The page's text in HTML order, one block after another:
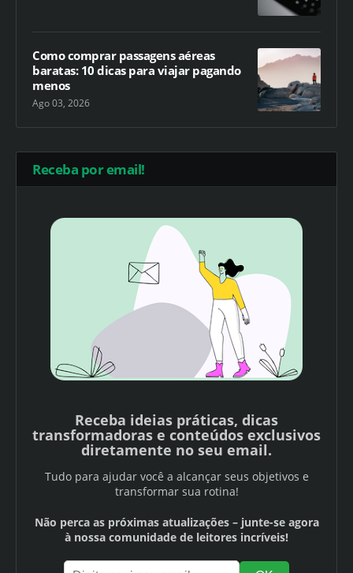
Como comprar passagens aéreas
baratas: 10 dicas para viajar pagando
menos
Ago 03, 2026
Receba por email!
Receba ideias práticas, dicas
transformadoras e conteúdos exclusivos
diretamente no seu email.
Tudo para ajudar você a alcançar seus objetivos e
transformar sua rotina!
Não perca as próximas atualizações – junte-se agora
à nossa comunidade de leitores incríveis!